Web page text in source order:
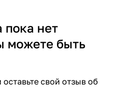
пока нет
можете быть
свой отзыв об
раз в 2